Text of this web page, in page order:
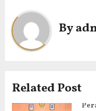
a
s
i
o
By
Related Post